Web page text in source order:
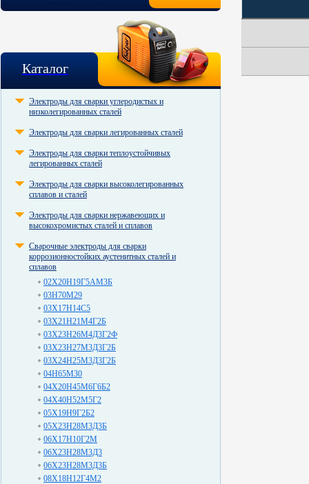
Каталог
Электроды для сварки углеродистых и
низколегированных сталей
Электроды для сварки легированных сталей
Электроды для сварки теплоустойчивых
легированных сталей
Электроды для сварки высоколегированных
сплавов и сталей
Электроды для сварки нержавеющих и
высокохромистых сталей и сплавов
Сварочные электроды для сварки
коррозионностойких аустенитных сталей и
сплавов
02Х20Н19Г5АМ3Б
03Н70М29
03Х17Н14С5
03Х21Н21М4Г2Б
03Х23Н26М4Д3Г2Ф
03Х23Н27М3Д3Г2Б
03Х24Н25М3Д3Г2Б
04Н65М30
04Х20Н45М6Г6Б2
04Х40Н52М5Г2
05Х19Н9Г2Б2
05Х23Н28М3Д3Б
06Х17Н10Г2М
06Х23Н28М3Д3
06Х23Н28М3Д3Б
08Х18Н12Г4М2